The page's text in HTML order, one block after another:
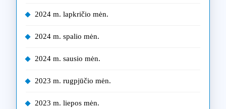
2024 m. lapkričio mėn.
2024 m. spalio mėn.
2024 m. sausio mėn.
2023 m. rugpjūčio mėn.
2023 m. liepos mėn.